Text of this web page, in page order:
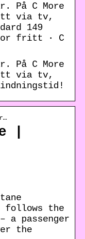
På C More
via tv,
149
fritt · C
På C More
via tv,
|
follows the
a passenger
the